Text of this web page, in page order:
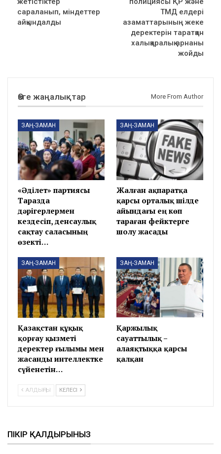
сараланып, міндеттер
айқындалды
ТМД елдері
азаматтарының жеке
деректерін таратқан
халықаралық арнаны
жойды
Өзге жаңалықтар More From Author
ЗАҢ-ЗАМАН
«Әділет» партиясы
Таразда
дәрігерлермен
кездесіп, денсаулық
сақтау саласының
өзекті…
ЗАҢ-ЗАМАН
Жалған ақпаратқа
қарсы орталық шілде
айындағы ең көп
тараған фейктерге
шолу жасады
ЗАҢ-ЗАМАН
Қазақстан құқық
қорғау қызметі
деректер ғылымы мен
жасанды интеллектке
сүйенетін…
ЗАҢ-ЗАМАН
Қаржылық
сауаттылық –
алаяқтыққа қарсы
қалқан
АЛДЫҢҒЫ КЕЛЕСІ
ПІКІР ҚАЛДЫРЫНЫЗ